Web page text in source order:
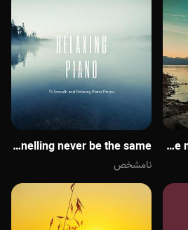
ambre - chris snelling take me home country roads(ار فر پیانو) ambre - chris snelling never be the same
نامشخص